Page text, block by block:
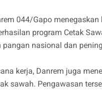
044/Gapo
program Cetak
pangan nasional dan
kerja, Danrem juga
sawah. Pengawasan